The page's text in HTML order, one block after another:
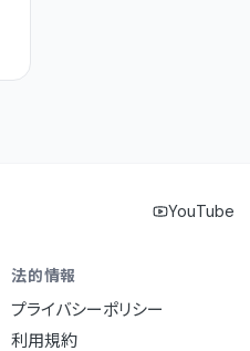
YouTube
法的情報
プライバシーポリシー
利用規約